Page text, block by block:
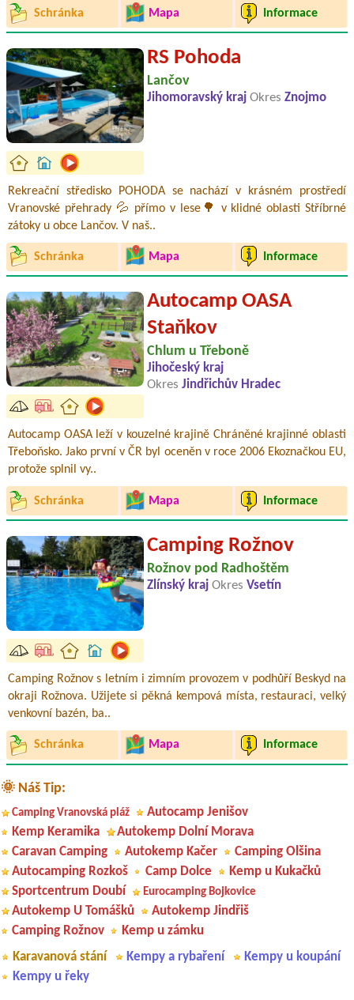
Schránka Mapa Informace
RS Pohoda
Lančov
Jihomoravský kraj Okres Znojmo
Rekreační středisko POHODA se nachází v krásném prostředí
Vranovské přehrady 💦 přímo v lese🌳 v klidné oblasti Stříbrné
zátoky u obce Lančov. V naš..
Schránka Mapa Informace
Autocamp OASA
Staňkov
Chlum u Třeboně
Jihočeský kraj
Okres Jindřichův Hradec
Autocamp OASA leží v kouzelné krajině Chráněné krajinné oblasti
Třeboňsko. Jako první v ČR byl oceněn v roce 2006 Ekoznačkou EU,
protože splnil vy..
Schránka Mapa Informace
Camping Rožnov
Rožnov pod Radhoštěm
Zlínský kraj Okres Vsetín
Camping Rožnov s letním i zimním provozem v podhůří Beskyd na
okraji Rožnova. Užijete si pěkná kempová místa, restauraci, velký
venkovní bazén, ba..
Schránka Mapa Informace
🌞 Náš Tip:
Camping Vranovská pláž
Autocamp Jenišov
Kemp Keramika
Autokemp Dolní Morava
Caravan Camping
Autokemp Kačer
Camping Olšina
Autocamping Rozkoš
Camp Dolce
Kemp u Kukačků
Sportcentrum Doubí
Eurocamping Bojkovice
Autokemp U Tomášků
Autokemp Jindřiš
Camping Rožnov
Kemp u zámku
Karavanová stání
Kempy a rybaření
Kempy u koupání
Kempy u řeky